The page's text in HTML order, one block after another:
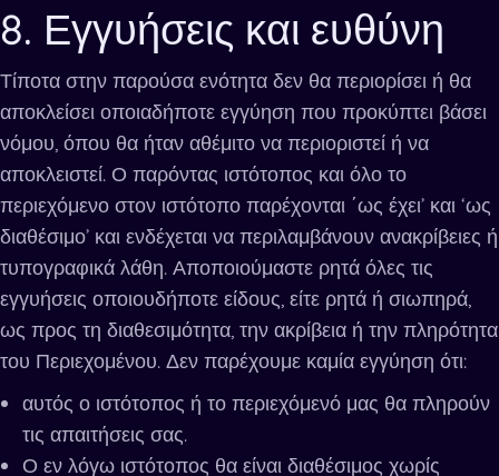
8. Εγγυήσεις και ευθύνη
Τίποτα στην παρούσα ενότητα δεν θα περιορίσει ή θα
αποκλείσει οποιαδήποτε εγγύηση που προκύπτει βάσει
νόμου, όπου θα ήταν αθέμιτο να περιοριστεί ή να
αποκλειστεί. Ο παρόντας ιστότοπος και όλο το
περιεχόμενο στον ιστότοπο παρέχονται ΄ως έχει’ και ‘ως
διαθέσιμο’ και ενδέχεται να περιλαμβάνουν ανακρίβειες ή
τυπογραφικά λάθη. Αποποιούμαστε ρητά όλες τις
εγγυήσεις οποιουδήποτε είδους, είτε ρητά ή σιωπηρά,
ως προς τη διαθεσιμότητα, την ακρίβεια ή την πληρότητα
του Περιεχομένου. Δεν παρέχουμε καμία εγγύηση ότι:
αυτός ο ιστότοπος ή το περιεχόμενό μας θα πληρούν
τις απαιτήσεις σας.
Ο εν λόγω ιστότοπος θα είναι διαθέσιμος χωρίς